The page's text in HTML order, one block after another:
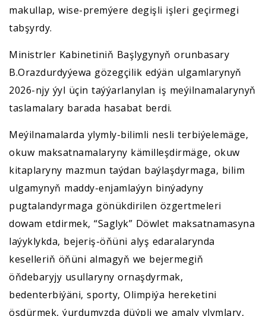
makullap, wise-premýere degişli işleri geçirmegi
tabşyrdy.
Ministrler Kabinetiniň Başlygynyň orunbasary
B.Orazdurdyýewa gözegçilik edýän ulgamlarynyň
2026-njy ýyl üçin taýýarlanylan iş meýilnamalarynyň
taslamalary barada hasabat berdi.
Meýilnamalarda ylymly-bilimli nesli terbiýelemäge,
okuw maksatnamalaryny kämilleşdirmäge, okuw
kitaplaryny mazmun taýdan baýlaşdyrmaga, bilim
ulgamynyň maddy-enjamlaýyn binýadyny
pugtalandyrmaga gönükdirilen özgertmeleri
dowam etdirmek, “Saglyk” Döwlet maksatnamasyna
laýyklykda, bejeriş-öňüni alyş edaralarynda
keselleriň öňüni almagyň we bejermegiň
öňdebaryjy usullaryny ornaşdyrmak,
bedenterbiýäni, sporty, Olimpiýa hereketini
ösdürmek, ýurdumyzda düýpli we amaly ylymlary,